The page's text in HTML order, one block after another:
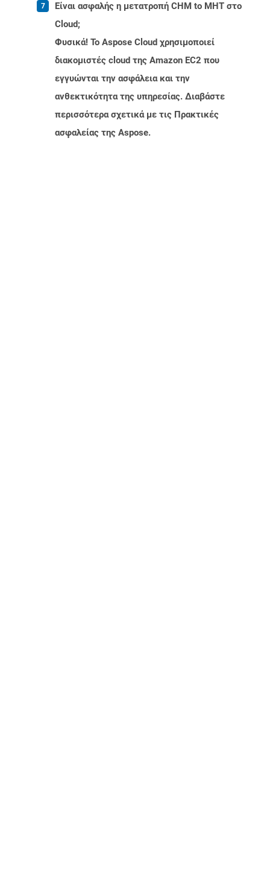
Είναι ασφαλής η μετατροπή CHM to MHT στο
Cloud;
Φυσικά! Το Aspose Cloud χρησιμοποιεί
διακομιστές cloud της Amazon EC2 που
εγγυώνται την ασφάλεια και την
ανθεκτικότητα της υπηρεσίας. Διαβάστε
περισσότερα σχετικά με τις Πρακτικές
ασφαλείας της Aspose.